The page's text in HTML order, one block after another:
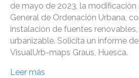
de mayo de 2023, la modificación
General de Ordenación Urbana,
instalación de fuentes
urbanizable. Solicita un informe
VisualUrb-maps Graus, Huesca.
Leer más